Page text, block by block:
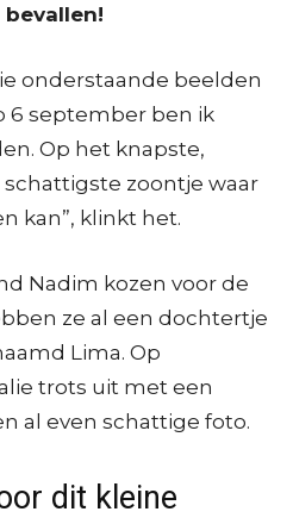
bevallen!
onderstaande beelden
6 september ben ik
Op het knapste,
zoontje waar
kan”, klinkt het.
Nadim kozen voor de
ze al een dochtertje
Lima. Op
trots uit met een
al even schattige foto.
dit kleine